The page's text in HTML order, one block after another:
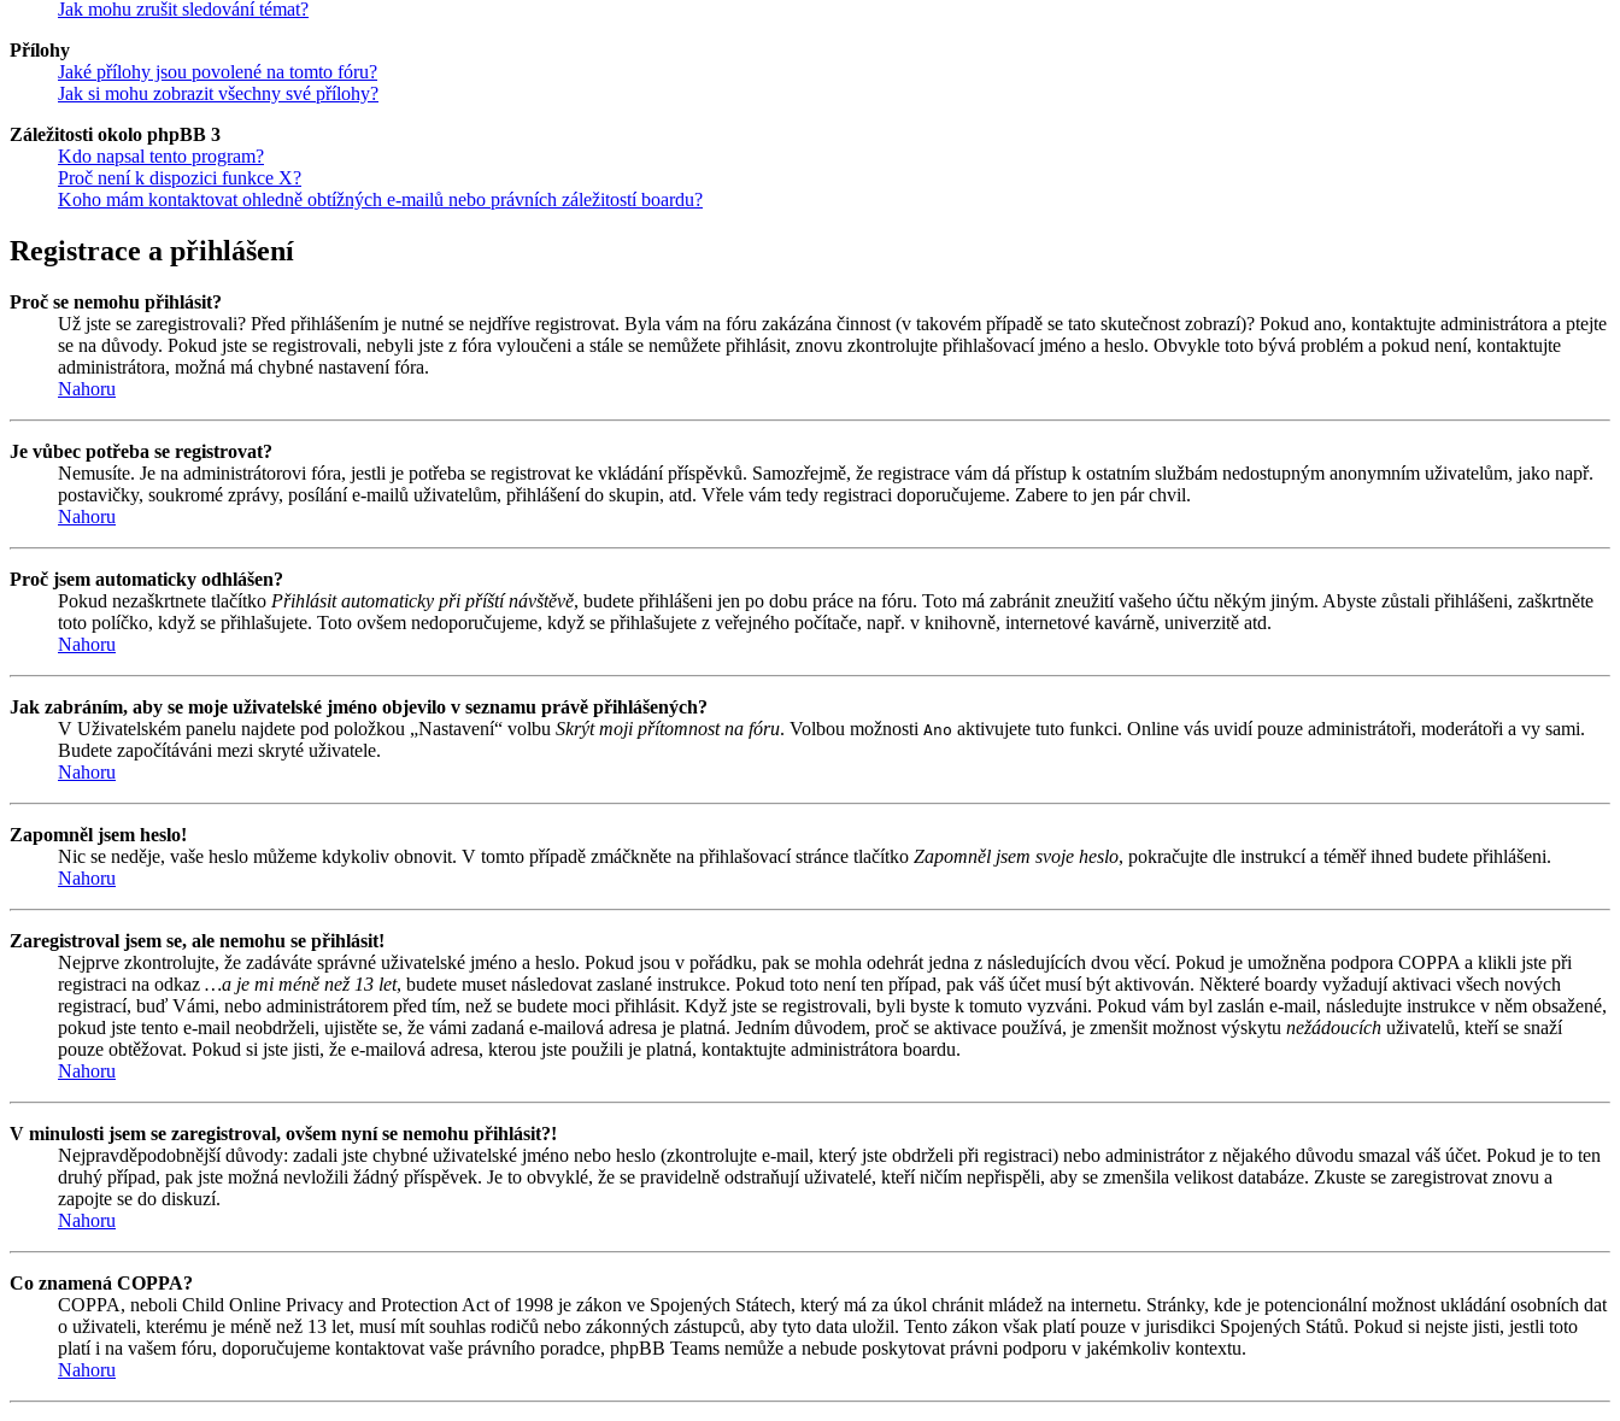
Jak mohu zrušit sledování témat?
Přílohy
Jaké přílohy jsou povolené na tomto fóru?
Jak si mohu zobrazit všechny své přílohy?
Záležitosti okolo phpBB 3
Kdo napsal tento program?
Proč není k dispozici funkce X?
Koho mám kontaktovat ohledně obtížných e-mailů nebo právních záležitostí boardu?
Registrace a přihlášení
Proč se nemohu přihlásit?
Už jste se zaregistrovali? Před přihlášením je nutné se nejdříve registrovat. Byla vám na fóru zakázána činnost (v takovém případě se tato skutečnost zobrazí)? Pokud ano, kontaktujte administrátora a ptejte
se na důvody. Pokud jste se registrovali, nebyli jste z fóra vyloučeni a stále se nemůžete přihlásit, znovu zkontrolujte přihlašovací jméno a heslo. Obvykle toto bývá problém a pokud není, kontaktujte
administrátora, možná má chybné nastavení fóra.
Nahoru
Je vůbec potřeba se registrovat?
Nemusíte. Je na administrátorovi fóra, jestli je potřeba se registrovat ke vkládání příspěvků. Samozřejmě, že registrace vám dá přístup k ostatním službám nedostupným anonymním uživatelům, jako např.
postavičky, soukromé zprávy, posílání e-mailů uživatelům, přihlášení do skupin, atd. Vřele vám tedy registraci doporučujeme. Zabere to jen pár chvil.
Nahoru
Proč jsem automaticky odhlášen?
Pokud nezaškrtnete tlačítko Přihlásit automaticky při příští návštěvě, budete přihlášeni jen po dobu práce na fóru. Toto má zabránit zneužití vašeho účtu někým jiným. Abyste zůstali přihlášeni, zaškrtněte
toto políčko, když se přihlašujete. Toto ovšem nedoporučujeme, když se přihlašujete z veřejného počítače, např. v knihovně, internetové kavárně, univerzitě atd.
Nahoru
Jak zabráním, aby se moje uživatelské jméno objevilo v seznamu právě přihlášených?
V Uživatelském panelu najdete pod položkou „Nastavení“ volbu Skrýt moji přítomnost na fóru. Volbou možnosti Ano aktivujete tuto funkci. Online vás uvidí pouze administrátoři, moderátoři a vy sami.
Budete započítáváni mezi skryté uživatele.
Nahoru
Zapomněl jsem heslo!
Nic se neděje, vaše heslo můžeme kdykoliv obnovit. V tomto případě zmáčkněte na přihlašovací stránce tlačítko Zapomněl jsem svoje heslo, pokračujte dle instrukcí a téměř ihned budete přihlášeni.
Nahoru
Zaregistroval jsem se, ale nemohu se přihlásit!
Nejprve zkontrolujte, že zadáváte správné uživatelské jméno a heslo. Pokud jsou v pořádku, pak se mohla odehrát jedna z následujících dvou věcí. Pokud je umožněna podpora COPPA a klikli jste při
registraci na odkaz …a je mi méně než 13 let, budete muset následovat zaslané instrukce. Pokud toto není ten případ, pak váš účet musí být aktivován. Některé boardy vyžadují aktivaci všech nových
registrací, buď Vámi, nebo administrátorem před tím, než se budete moci přihlásit. Když jste se registrovali, byli byste k tomuto vyzváni. Pokud vám byl zaslán e-mail, následujte instrukce v něm obsažené,
pokud jste tento e-mail neobdrželi, ujistěte se, že vámi zadaná e-mailová adresa je platná. Jedním důvodem, proč se aktivace používá, je zmenšit možnost výskytu nežádoucích uživatelů, kteří se snaží
pouze obtěžovat. Pokud si jste jisti, že e-mailová adresa, kterou jste použili je platná, kontaktujte administrátora boardu.
Nahoru
V minulosti jsem se zaregistroval, ovšem nyní se nemohu přihlásit?!
Nejpravděpodobnější důvody: zadali jste chybné uživatelské jméno nebo heslo (zkontrolujte e-mail, který jste obdrželi při registraci) nebo administrátor z nějakého důvodu smazal váš účet. Pokud je to ten
druhý případ, pak jste možná nevložili žádný příspěvek. Je to obvyklé, že se pravidelně odstraňují uživatelé, kteří ničím nepřispěli, aby se zmenšila velikost databáze. Zkuste se zaregistrovat znovu a
zapojte se do diskuzí.
Nahoru
Co znamená COPPA?
COPPA, neboli Child Online Privacy and Protection Act of 1998 je zákon ve Spojených Státech, který má za úkol chránit mládež na internetu. Stránky, kde je potencionální možnost ukládání osobních dat
o uživateli, kterému je méně než 13 let, musí mít souhlas rodičů nebo zákonných zástupců, aby tyto data uložil. Tento zákon však platí pouze v jurisdikci Spojených Států. Pokud si nejste jisti, jestli toto
platí i na vašem fóru, doporučujeme kontaktovat vaše právního poradce, phpBB Teams nemůže a nebude poskytovat právni podporu v jakémkoliv kontextu.
Nahoru